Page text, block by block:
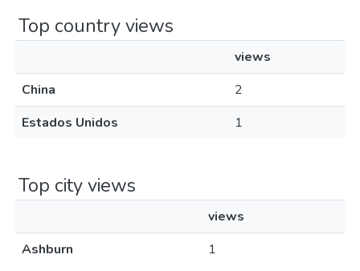
Top country views
views
China
2
Estados Unidos
1
Top city views
views
Ashburn
1